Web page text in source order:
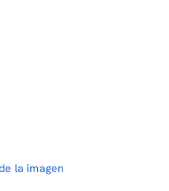
la imagen